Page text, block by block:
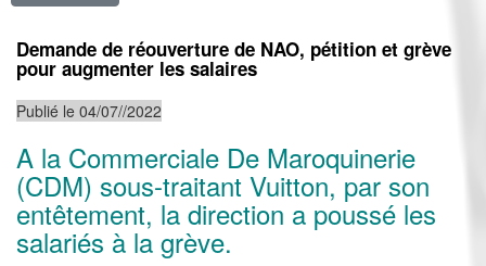
Demande de réouverture de NAO, pétition et grève
pour augmenter les salaires
Publié le 04/07//2022
A la Commerciale De Maroquinerie
(CDM) sous-traitant Vuitton, par son
entêtement, la direction a poussé les
salariés à la grève.